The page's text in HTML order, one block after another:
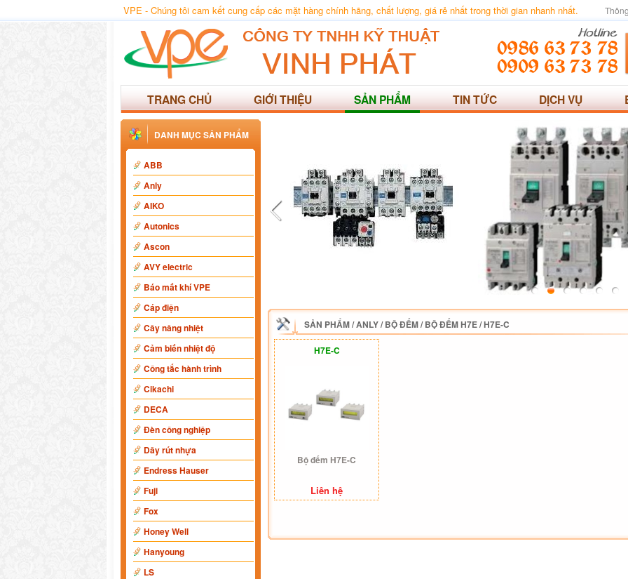
VPE - Chúng tôi cam kết cung cấp các mặt hàng chính hãng, chất lượng, giá rẻ nhất trong thời gian nhanh nhất.
TRANG CHỦ GIỚI THIỆU SẢN PHẨM TIN TỨC DỊCH VỤ
DANH MỤC SẢN PHẨM
ABB
Anly
AIKO
Autonics
Ascon
AVY electric
Báo mất khí VPE
Cáp điện
Cây nâng nhiệt
Cảm biến nhiệt độ
Công tắc hành trình
Cikachi
DECA
Đèn công nghiệp
Dây rút nhựa
Endress Hauser
Fuji
Fox
Honey Well
Hanyoung
LS
SẢN PHẨM/ANLY/BỘ ĐẾM/BỘ ĐẾM H7E/H7E-C
H7E-C
Bộ đếm H7E-C
Liên hệ